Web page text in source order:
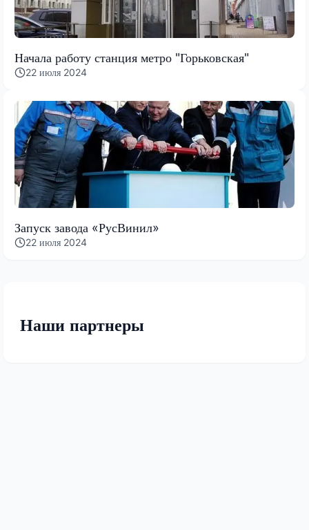
Начала работу станция метро "Горьковская"
22 июля 2024
Запуск завода «РусВинил»
22 июля 2024
Наши партнеры